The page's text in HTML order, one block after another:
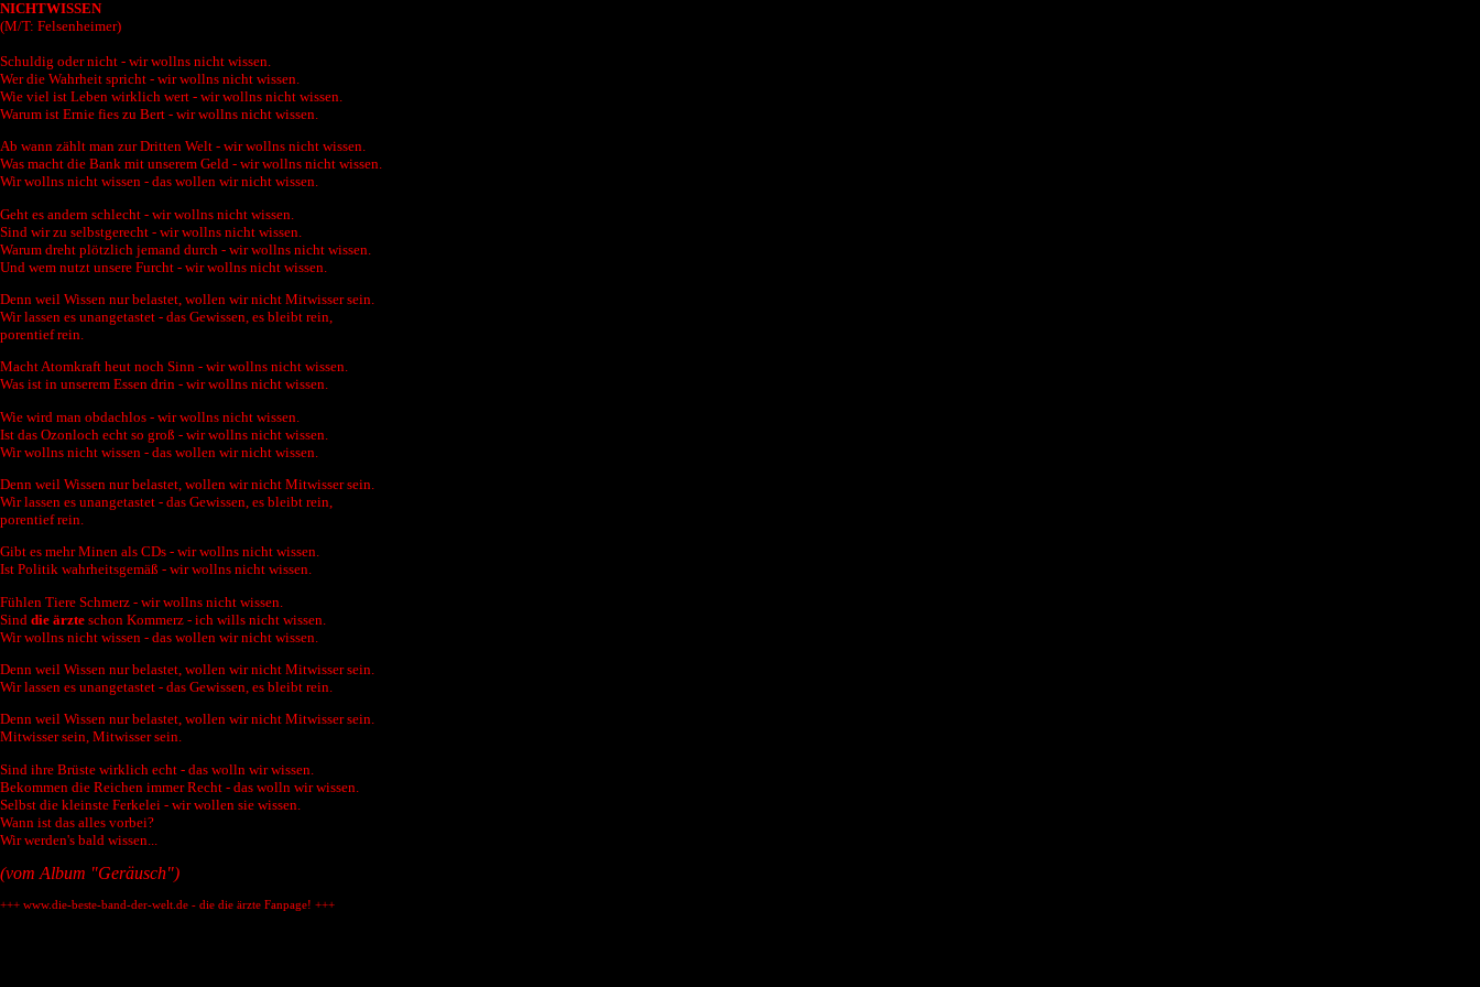
NICHTWISSEN
(M/T: Felsenheimer)
Schuldig oder nicht - wir wollns nicht wissen.
Wer die Wahrheit spricht - wir wollns nicht wissen.
Wie viel ist Leben wirklich wert - wir wollns nicht wissen.
Warum ist Ernie fies zu Bert - wir wollns nicht wissen.
Ab wann zählt man zur Dritten Welt - wir wollns nicht wissen.
Was macht die Bank mit unserem Geld - wir wollns nicht wissen.
Wir wollns nicht wissen - das wollen wir nicht wissen.
Geht es andern schlecht - wir wollns nicht wissen.
Sind wir zu selbstgerecht - wir wollns nicht wissen.
Warum dreht plötzlich jemand durch - wir wollns nicht wissen.
Und wem nutzt unsere Furcht - wir wollns nicht wissen.
Denn weil Wissen nur belastet, wollen wir nicht Mitwisser sein.
Wir lassen es unangetastet - das Gewissen, es bleibt rein,
porentief rein.
Macht Atomkraft heut noch Sinn - wir wollns nicht wissen.
Was ist in unserem Essen drin - wir wollns nicht wissen.
Wie wird man obdachlos - wir wollns nicht wissen.
Ist das Ozonloch echt so groß - wir wollns nicht wissen.
Wir wollns nicht wissen - das wollen wir nicht wissen.
Denn weil Wissen nur belastet, wollen wir nicht Mitwisser sein.
Wir lassen es unangetastet - das Gewissen, es bleibt rein,
porentief rein.
Gibt es mehr Minen als CDs - wir wollns nicht wissen.
Ist Politik wahrheitsgemäß - wir wollns nicht wissen.
Fühlen Tiere Schmerz - wir wollns nicht wissen.
Sind die ärzte schon Kommerz - ich wills nicht wissen.
Wir wollns nicht wissen - das wollen wir nicht wissen.
Denn weil Wissen nur belastet, wollen wir nicht Mitwisser sein.
Wir lassen es unangetastet - das Gewissen, es bleibt rein.
Denn weil Wissen nur belastet, wollen wir nicht Mitwisser sein.
Mitwisser sein, Mitwisser sein.
Sind ihre Brüste wirklich echt - das wolln wir wissen.
Bekommen die Reichen immer Recht - das wolln wir wissen.
Selbst die kleinste Ferkelei - wir wollen sie wissen.
Wann ist das alles vorbei?
Wir werden's bald wissen...
(vom Album "Geräusch")
+++ www.die-beste-band-der-welt.de - die die ärzte Fanpage! +++